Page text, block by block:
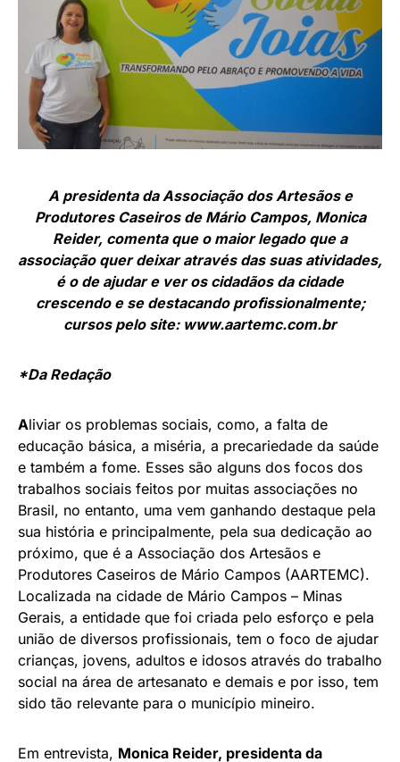
A presidenta da Associação dos Artesãos e
Produtores Caseiros de Mário Campos, Monica
Reider, comenta que o maior legado que a
associação quer deixar através das suas atividades,
é o de ajudar e ver os cidadãos da cidade
crescendo e se destacando profissionalmente;
cursos pelo site: www.aartemc.com.br
*Da Redação
Aliviar os problemas sociais, como, a falta de
educação básica, a miséria, a precariedade da saúde
e também a fome. Esses são alguns dos focos dos
trabalhos sociais feitos por muitas associações no
Brasil, no entanto, uma vem ganhando destaque pela
sua história e principalmente, pela sua dedicação ao
próximo, que é a Associação dos Artesãos e
Produtores Caseiros de Mário Campos (AARTEMC).
Localizada na cidade de Mário Campos – Minas
Gerais, a entidade que foi criada pelo esforço e pela
união de diversos profissionais, tem o foco de ajudar
crianças, jovens, adultos e idosos através do trabalho
social na área de artesanato e demais e por isso, tem
sido tão relevante para o município mineiro.
Em entrevista, Monica Reider, presidenta da